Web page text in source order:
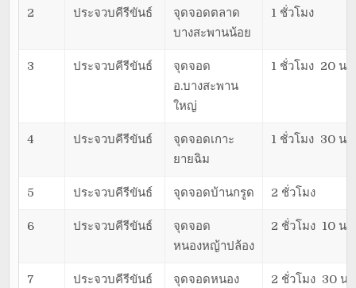
2 ประจวบคีรีขันธ์
จุดจอดตลาด
บางสะพานน้อย
1 ชั่วโมง
3 ประจวบคีรีขันธ์
จุดจอด
อ.บางสะพาน
ใหญ่
1 ชั่วโมง 20 น
4 ประจวบคีรีขันธ์
จุดจอดเกาะ
ยายฉิม
1 ชั่วโมง 30 น
5 ประจวบคีรีขันธ์ จุดจอดบ้านกรูด 2 ชั่วโมง
6 ประจวบคีรีขันธ์
จุดจอด
หนองหญ้าปล้อง
2 ชั่วโมง 10 น
7 ประจวบคีรีขันธ์
จุดจอดหนอง
2 ชั่วโมง 30 น